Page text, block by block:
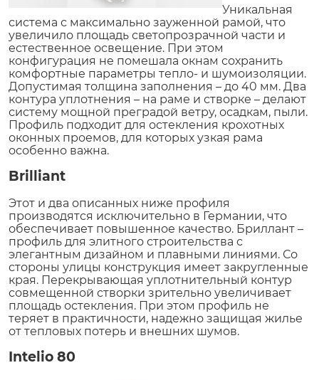
Уникальная
система с максимально зауженной рамой, что
увеличило площадь светопрозрачной части и
естественное освещение. При этом
конфигурация не помешала окнам сохранить
комфортные параметры тепло- и шумоизоляции.
Допустимая толщина заполнения – до 40 мм. Два
контура уплотнения – на раме и створке – делают
систему мощной преградой ветру, осадкам, пыли.
Профиль подходит для остекления крохотных
оконных проемов, для которых узкая рама
особенно важна.
Brilliant
Этот и два описанных ниже профиля
производятся исключительно в Германии, что
обеспечивает повышенное качество. Бриллант –
профиль для элитного строительства с
элегантным дизайном и плавными линиями. Со
стороны улицы конструкция имеет закругленные
края. Перекрывающая уплотнительный контур
совмещенной створки зрительно увеличивает
площадь остекления. При этом профиль не
теряет в практичности, надежно защищая жилье
от тепловых потерь и внешних шумов.
Intelio 80